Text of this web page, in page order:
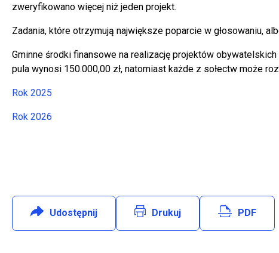
zweryfikowano więcej niż jeden projekt.
Zadania, które otrzymują największe poparcie w głosowaniu,
Gminne środki finansowe na realizację projektów
pula wynosi 150.000,00 zł, natomiast każde z sołectw może
Rok 2025
Rok 2026
Udostępnij: Facebook Drukuj
Will open in new tab
PDF